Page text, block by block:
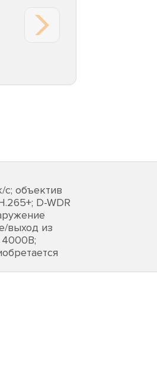
с; объектив
D-WDR
выход из
4000В;